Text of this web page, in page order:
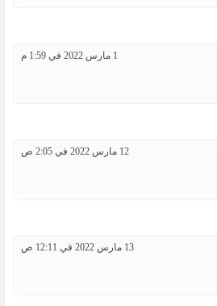
1 مارس 2022 في 1:59 م
12 مارس 2022 في 2:05 ص
13 مارس 2022 في 12:11 ص